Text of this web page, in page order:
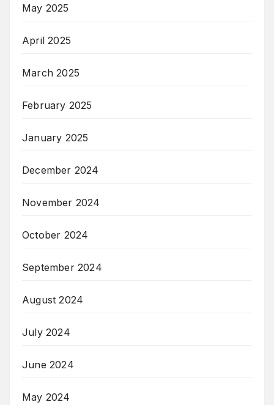
May 2025
April 2025
March 2025
February 2025
January 2025
December 2024
November 2024
October 2024
September 2024
August 2024
July 2024
June 2024
May 2024